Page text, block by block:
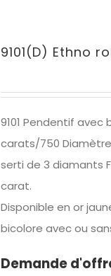
9101(D) Ethno
9101 Pendentif avec
carats/750
serti de 3 diamants
carat.
Disponible en or
bicolore avec ou
Demande